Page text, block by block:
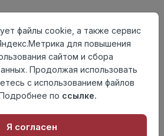
to Fit
файлы cookie, а также сервис
для повышения
сайтом и сбора
Продолжая использовать
с использованием файлов
по ссылке.
Я согласен